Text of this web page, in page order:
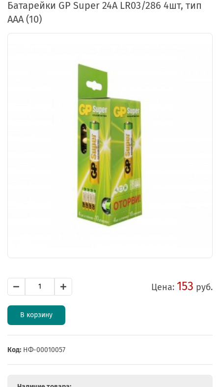
Батарейки GP Super 24A LR03/286 4шт, тип
AAА (10)
Цена: 153 руб.
В корзину
Код: НФ-00010057